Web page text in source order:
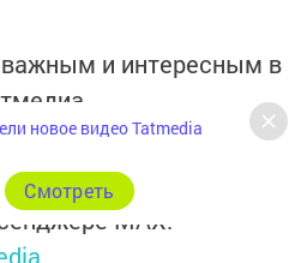
и интересным в
в
MАХ:
новое видео Tatmedia
Cмотреть